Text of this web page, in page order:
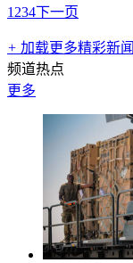
1 234下一页
+ 加载更多精彩新闻
频道热点
更多